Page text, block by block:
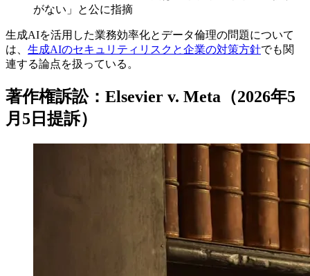
がない」と公に指摘
生成AIを活用した業務効率化とデータ倫理の問題について
は、 生成AIのセキュリティリスクと企業の対策方針でも関
連する論点を扱っている。
著作権訴訟：Elsevier v. Meta（2026年5
月5日提訴）